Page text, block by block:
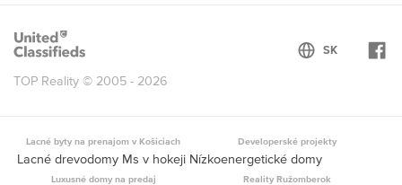
TOP Reality © 2005 - 2026
Lacné byty na prenajom v Košiciach Developerské projekty
Lacné drevodomy Ms v hokeji Nízkoenergetické domy
Luxusné domy na predaj Reality Ružomberok